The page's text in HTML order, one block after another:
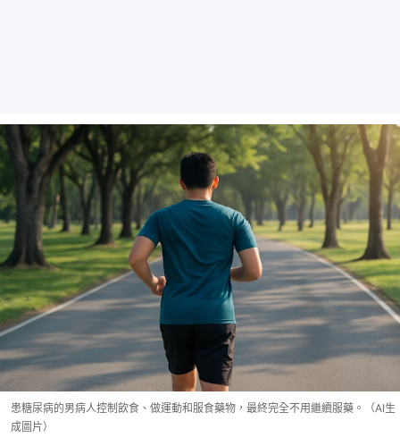
患糖尿病的男病人控制飲食、做運動和服食藥物，最終完全不用繼續服藥。（AI生
成圖片）